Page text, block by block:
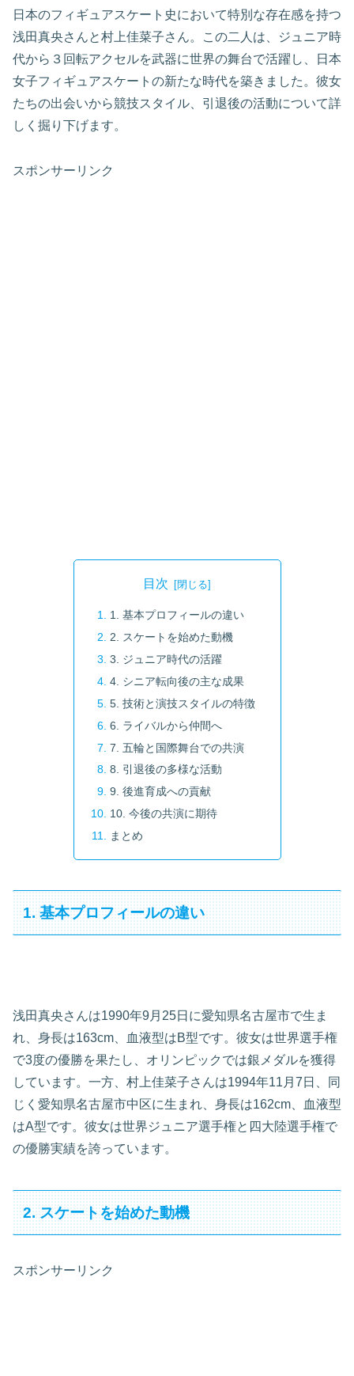
日本のフィギュアスケート史において特別な存在感を持つ
浅田真央さんと村上佳菜子さん。この二人は、ジュニア時
代から３回転アクセルを武器に世界の舞台で活躍し、日本
女子フィギュアスケートの新たな時代を築きました。彼女
たちの出会いから競技スタイル、引退後の活動について詳
しく掘り下げます。
スポンサーリンク
目次
1. 基本プロフィールの違い
2. スケートを始めた動機
3. ジュニア時代の活躍
4. シニア転向後の主な成果
5. 技術と演技スタイルの特徴
6. ライバルから仲間へ
7. 五輪と国際舞台での共演
8. 引退後の多様な活動
9. 後進育成への貢献
10. 今後の共演に期待
まとめ
1. 基本プロフィールの違い
浅田真央さんは1990年9月25日に愛知県名古屋市で生ま
れ、身長は163cm、血液型はB型です。彼女は世界選手権
で3度の優勝を果たし、オリンピックでは銀メダルを獲得
しています。一方、村上佳菜子さんは1994年11月7日、同
じく愛知県名古屋市中区に生まれ、身長は162cm、血液型
はA型です。彼女は世界ジュニア選手権と四大陸選手権で
の優勝実績を誇っています。
2. スケートを始めた動機
スポンサーリンク